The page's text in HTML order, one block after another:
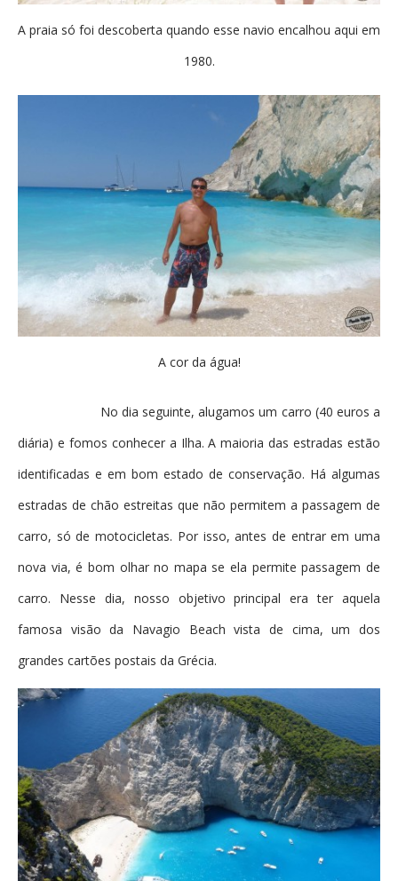
A praia só foi descoberta quando esse navio encalhou aqui em
1980.
A cor da água!
No dia seguinte, alugamos um carro (40 euros a
diária) e fomos conhecer a Ilha. A maioria das estradas estão
identificadas e em bom estado de conservação. Há algumas
estradas de chão estreitas que não permitem a passagem de
carro, só de motocicletas. Por isso, antes de entrar em uma
nova via, é bom olhar no mapa se ela permite passagem de
carro. Nesse dia, nosso objetivo principal era ter aquela
famosa visão da Navagio Beach vista de cima, um dos
grandes cartões postais da Grécia.